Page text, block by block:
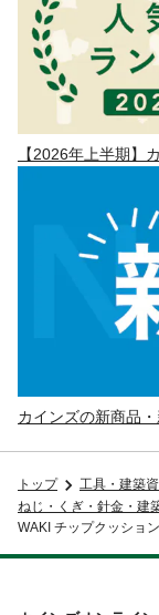
【2026年上半期】
カインズの新商品
トップ
工具・建築
ねじ・くぎ・針金・建
WAKI チップクッショ